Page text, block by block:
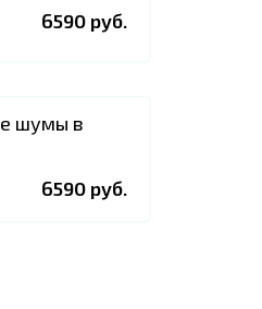
6590 руб.
шумы в
6590 руб.